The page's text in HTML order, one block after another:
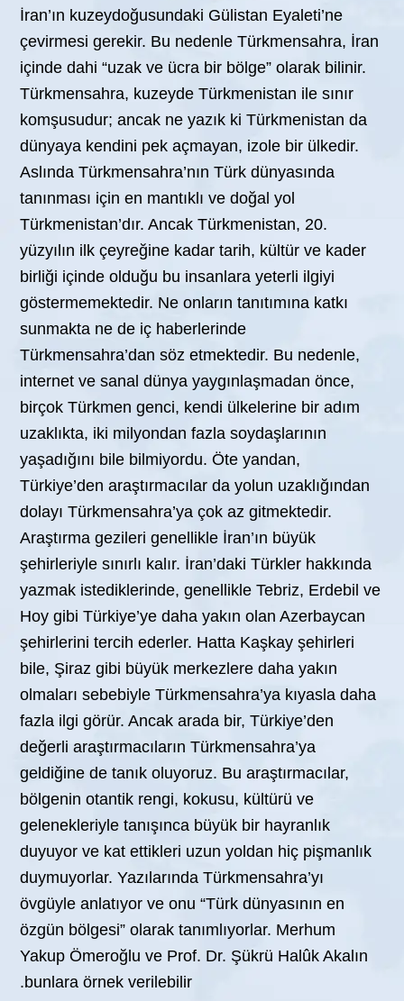
İran’ın kuzeydoğusundaki Gülistan Eyaleti’ne
çevirmesi gerekir. Bu nedenle Türkmensahra, İran
içinde dahi “uzak ve ücra bir bölge” olarak bilinir.
Türkmensahra, kuzeyde Türkmenistan ile sınır
komşusudur; ancak ne yazık ki Türkmenistan da
dünyaya kendini pek açmayan, izole bir ülkedir.
Aslında Türkmensahra’nın Türk dünyasında
tanınması için en mantıklı ve doğal yol
Türkmenistan’dır. Ancak Türkmenistan, 20.
yüzyılın ilk çeyreğine kadar tarih, kültür ve kader
birliği içinde olduğu bu insanlara yeterli ilgiyi
göstermemektedir. Ne onların tanıtımına katkı
sunmakta ne de iç haberlerinde
Türkmensahra’dan söz etmektedir. Bu nedenle,
internet ve sanal dünya yaygınlaşmadan önce,
birçok Türkmen genci, kendi ülkelerine bir adım
uzaklıkta, iki milyondan fazla soydaşlarının
yaşadığını bile bilmiyordu. Öte yandan,
Türkiye’den araştırmacılar da yolun uzaklığından
dolayı Türkmensahra’ya çok az gitmektedir.
Araştırma gezileri genellikle İran’ın büyük
şehirleriyle sınırlı kalır. İran’daki Türkler hakkında
yazmak istediklerinde, genellikle Tebriz, Erdebil ve
Hoy gibi Türkiye’ye daha yakın olan Azerbaycan
şehirlerini tercih ederler. Hatta Kaşkay şehirleri
bile, Şiraz gibi büyük merkezlere daha yakın
olmaları sebebiyle Türkmensahra’ya kıyasla daha
fazla ilgi görür. Ancak arada bir, Türkiye’den
değerli araştırmacıların Türkmensahra’ya
geldiğine de tanık oluyoruz. Bu araştırmacılar,
bölgenin otantik rengi, kokusu, kültürü ve
gelenekleriyle tanışınca büyük bir hayranlık
duyuyor ve kat ettikleri uzun yoldan hiç pişmanlık
duymuyorlar. Yazılarında Türkmensahra’yı
övgüyle anlatıyor ve onu “Türk dünyasının en
özgün bölgesi” olarak tanımlıyorlar. Merhum
Yakup Ömeroğlu ve Prof. Dr. Şükrü Halûk Akalın
bunlara örnek verilebilir.